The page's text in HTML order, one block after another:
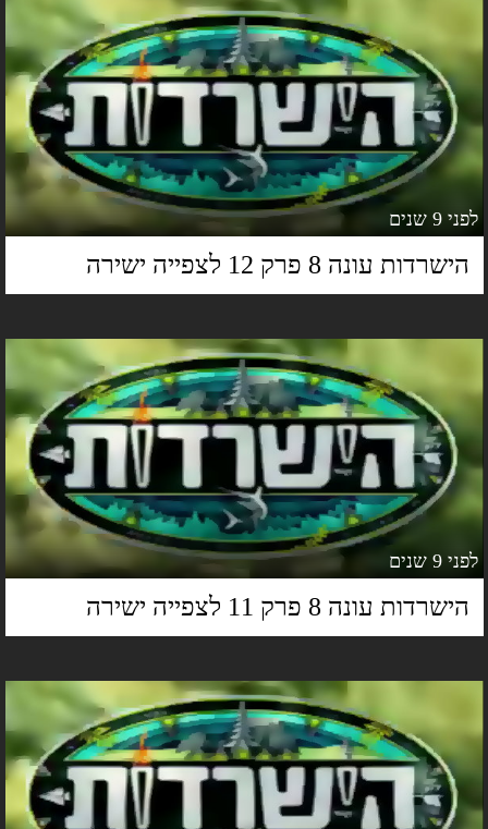
9 שנים
עונה 8 פרק 12 לצפייה ישירה
9 שנים
עונה 8 פרק 11 לצפייה ישירה